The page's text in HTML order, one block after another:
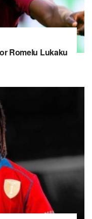
Romelu Lukaku